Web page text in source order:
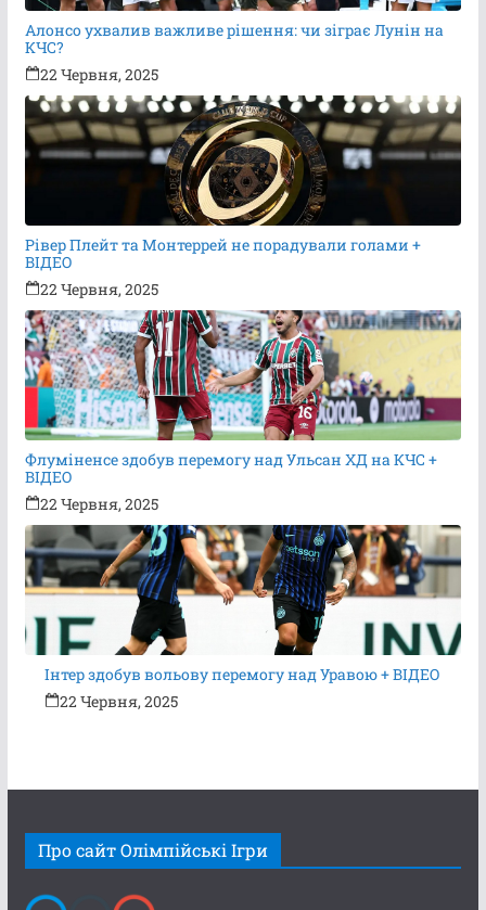
Алонсо ухвалив важливе рішення: чи зіграє Лунін на
КЧС?
22 Червня, 2025
Рівер Плейт та Монтеррей не порадували голами +
ВІДЕО
22 Червня, 2025
Флуміненсе здобув перемогу над Ульсан ХД на КЧС +
ВІДЕО
22 Червня, 2025
Інтер здобув вольову перемогу над Уравою + ВІДЕО
22 Червня, 2025
Про сайт Олімпійські Ігри